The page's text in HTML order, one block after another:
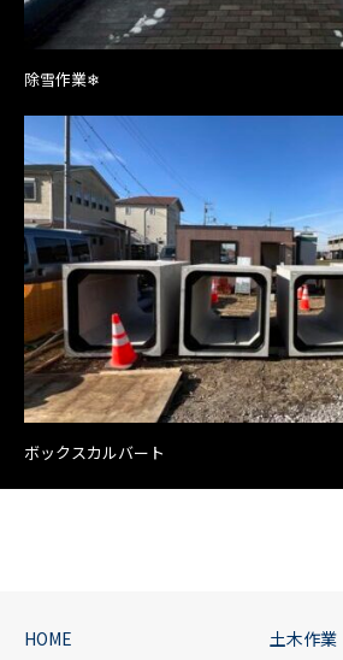
除雪作業❄
ボックスカルバート
HOME 土木作業